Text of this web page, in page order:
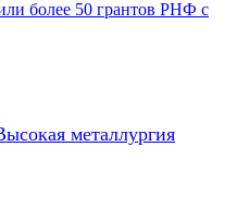
более 50 грантов РНФ с
металлургия